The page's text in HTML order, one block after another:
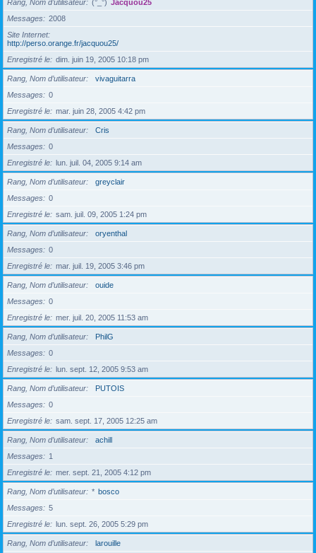
Rang, Nom d’utilisateur (°_°) Jacquou25
Messages
2008
Site Internet
http://perso.orange.fr/jacquou25/
Enregistré le
dim. juin 19, 2005 10:18 pm
Rang, Nom d’utilisateur
vivaguitarra
Messages
0
Enregistré le
mar. juin 28, 2005 4:42 pm
Rang, Nom d’utilisateur
Cris
Messages
0
Enregistré le
lun. juil. 04, 2005 9:14 am
Rang, Nom d’utilisateur
greyclair
Messages
0
Enregistré le
sam. juil. 09, 2005 1:24 pm
Rang, Nom d’utilisateur
oryenthal
Messages
0
Enregistré le
mar. juil. 19, 2005 3:46 pm
Rang, Nom d’utilisateur
ouide
Messages
0
Enregistré le
mer. juil. 20, 2005 11:53 am
Rang, Nom d’utilisateur
PhilG
Messages
0
Enregistré le
lun. sept. 12, 2005 9:53 am
Rang, Nom d’utilisateur
PUTOIS
Messages
0
Enregistré le
sam. sept. 17, 2005 12:25 am
Rang, Nom d’utilisateur
achill
Messages
1
Enregistré le
mer. sept. 21, 2005 4:12 pm
Rang, Nom d’utilisateur * bosco
Messages
5
Enregistré le
lun. sept. 26, 2005 5:29 pm
Rang, Nom d’utilisateur
larouille